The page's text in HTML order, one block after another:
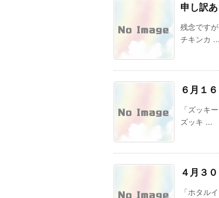
申し訳
残念です
チキンカ ...
６月１
「ズッキ
ズッキ ...
４月３
「ホタル